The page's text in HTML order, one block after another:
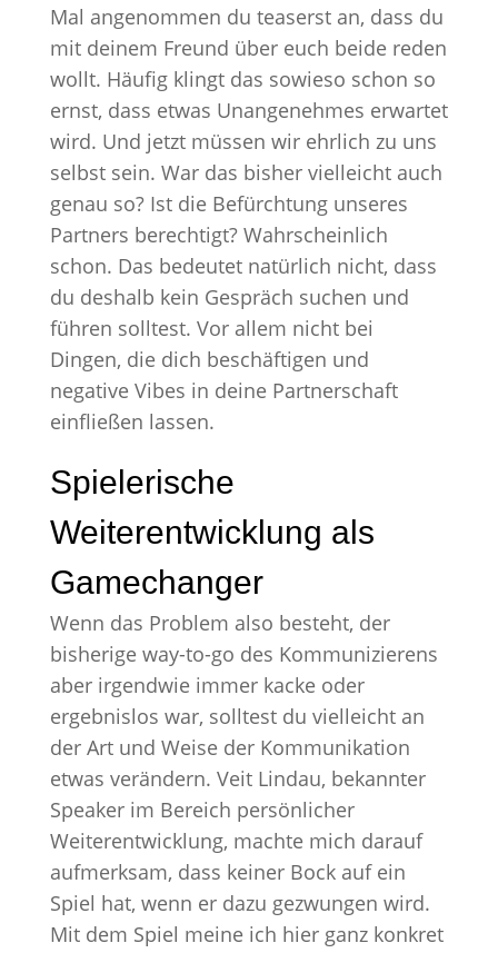
Mal angenommen du teaserst an, dass du
mit deinem Freund über euch beide reden
wollt. Häufig klingt das sowieso schon so
ernst, dass etwas Unangenehmes erwartet
wird. Und jetzt müssen wir ehrlich zu uns
selbst sein. War das bisher vielleicht auch
genau so? Ist die Befürchtung unseres
Partners berechtigt? Wahrscheinlich
schon. Das bedeutet natürlich nicht, dass
du deshalb kein Gespräch suchen und
führen solltest. Vor allem nicht bei
Dingen, die dich beschäftigen und
negative Vibes in deine Partnerschaft
einfließen lassen.
Spielerische
Weiterentwicklung als
Gamechanger
Wenn das Problem also besteht, der
bisherige way-to-go des Kommunizierens
aber irgendwie immer kacke oder
ergebnislos war, solltest du vielleicht an
der Art und Weise der Kommunikation
etwas verändern. Veit Lindau, bekannter
Speaker im Bereich persönlicher
Weiterentwicklung, machte mich darauf
aufmerksam, dass keiner Bock auf ein
Spiel hat, wenn er dazu gezwungen wird.
Mit dem Spiel meine ich hier ganz konkret